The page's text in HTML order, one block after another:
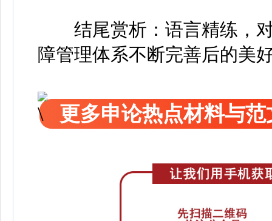
结尾赏析：语言精练，对
障管理体系不断完善后的美
更多申论热点材料与